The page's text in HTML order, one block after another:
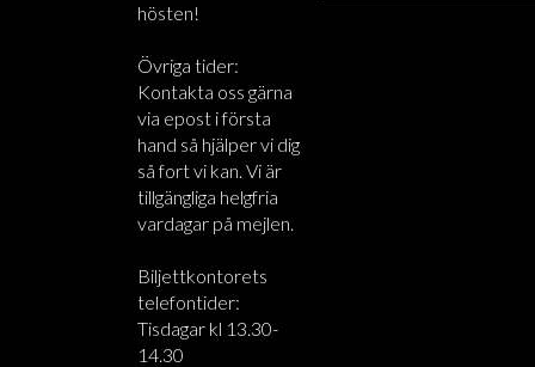
hösten!
Övriga tider:
Kontakta oss gärna
via epost i första
hand så hjälper vi dig
så fort vi kan. Vi är
tillgängliga helgfria
vardagar på mejlen.
Biljettkontorets
telefontider:
Tisdagar kl 13.30-
14.30